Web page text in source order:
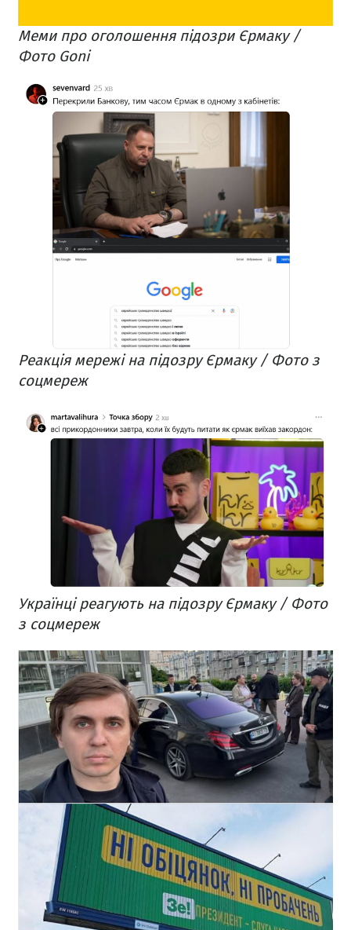
Меми про оголошення підозри Єрмаку /
Фото Goni
Реакція мережі на підозру Єрмаку / Фото з
соцмереж
Українці реагують на підозру Єрмаку / Фото
з соцмереж